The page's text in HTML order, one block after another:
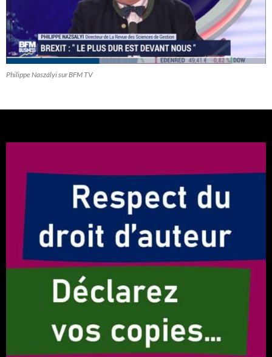
Philippe Naszályi sur BFM TV